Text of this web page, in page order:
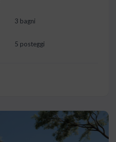
3 bagni
5 posteggi